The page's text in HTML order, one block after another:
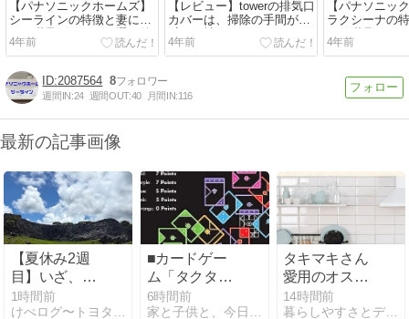
【パナソニックホームズ】
シーラインの特徴と妻に聞
いた満足ポイント２選、後
悔ポイント２選
4年前
【レビュー】towerの排気口
カバーは、掃除の手間が激
減する神アイテム
4年前
【パナソニッ
ラクシーナの
いた満足ポイ
4年前
2087564 8
週間IN:24 週間OUT:40 月間IN:116
最新の記事画像
【夏休み2週
目】いざ、沖
縄へ！②
1時間前
■カードゲー
ム「タクタ／
TACTA」を買
うべきか？～
6時間前
タキマキさん
愛用のオスス
メの揚げ物
鍋！
14時間前
暮らしやすさとデザイン性を大切にしたマイホーム計画